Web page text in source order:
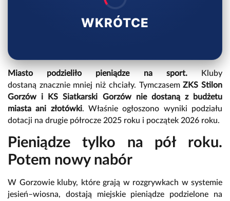
WKRÓTCE
Miasto podzieliło pieniądze na sport.
Kluby
dostaną znacznie mniej niż chciały. TymczasemZKS Stilon
Gorzów i KS Siatkarski Gorzów nie dostaną z budżetu
miasta ani złotówki. Właśnie ogłoszono wyniki podziału
dotacji na drugie półrocze 2025 roku i początek 2026 roku.
Pieniądze tylko na pół roku.
Potem nowy nabór
W Gorzowie kluby, które grają w rozgrywkach w systemie
jesień–wiosna, dostają miejskie pieniądze podzielone na